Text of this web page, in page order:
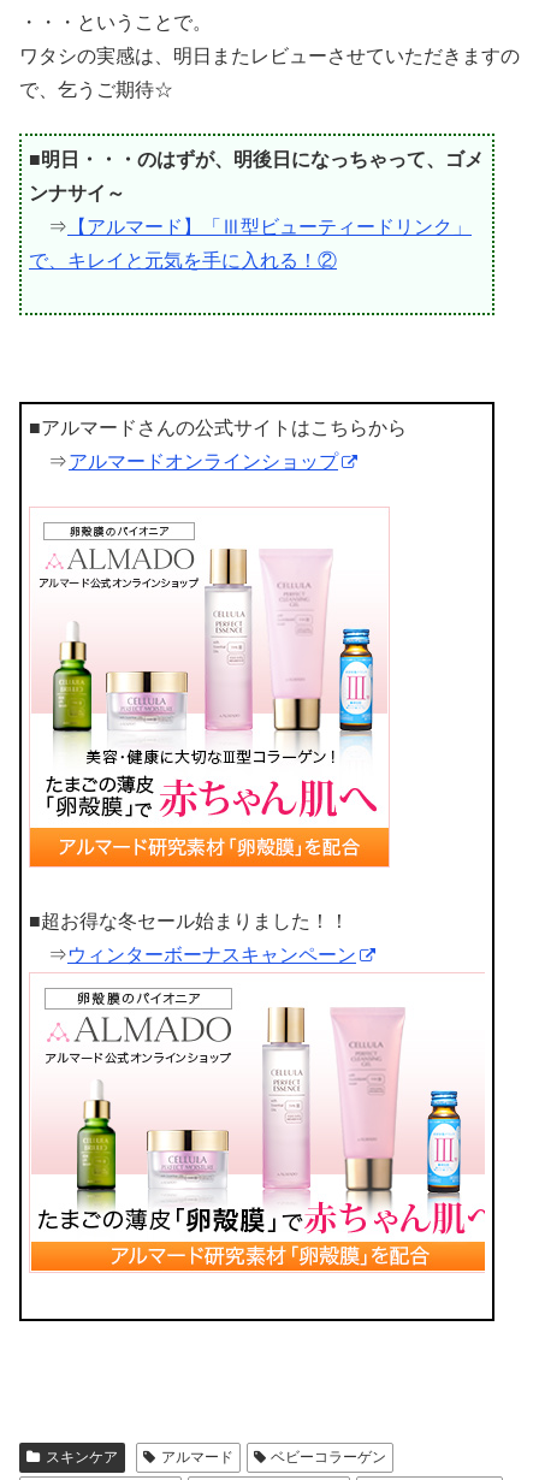
・・・ということで。
ワタシの実感は、明日またレビューさせていただきますの
で、乞うご期待☆
■明日・・・のはずが、明後日になっちゃって、ゴメ
ンナサイ～
⇒ 【アルマード】「Ⅲ型ビューティードリンク」
で、キレイと元気を手に入れる！②
■アルマードさんの公式サイトはこちらから
⇒アルマードオンラインショップ
■超お得な冬セール始まりました！！
⇒ウィンターボーナスキャンペーン
スキンケア アルマード
ベビーコラーゲン